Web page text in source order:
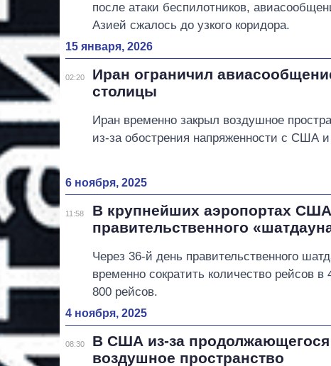
после атаки беспилотников,
Азией сжалось до узкого коридора.
15 января, 2026
02:20
Иран ограничил
столицы
Иран временно закрыл воздушное
из-за обострения напряженности с США
6 ноября, 2025
11:58
В крупнейших аэропортах США
правительственного
Через 36-й день правительственного
временно сократить количество рейсов
800 рейсов.
4 ноября, 2025
08:30
В США из-за продолжающегося
воздушное пространство